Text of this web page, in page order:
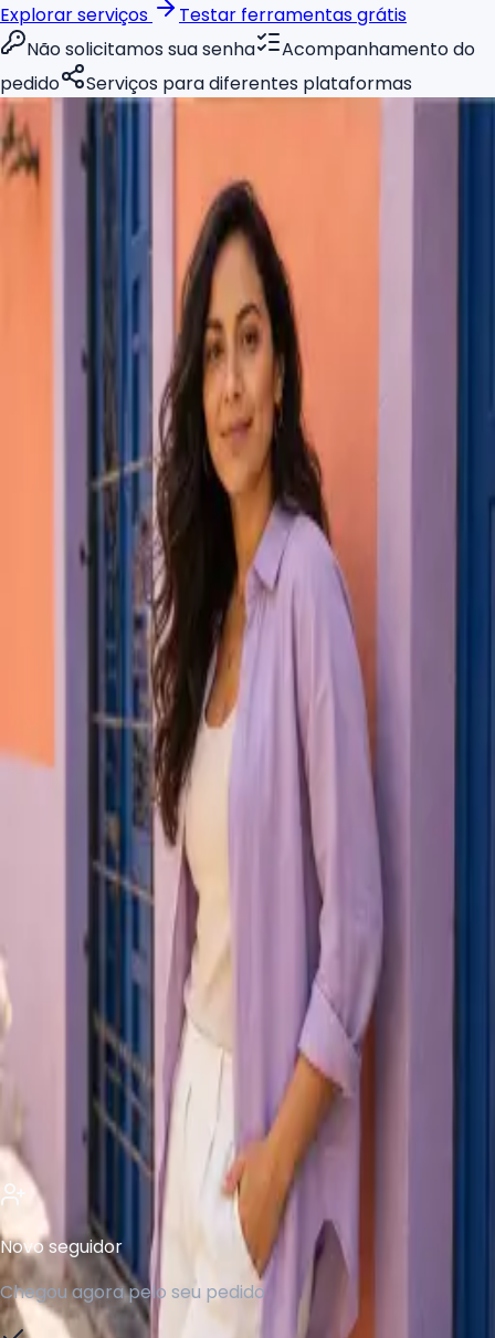
Explorar serviços
Testar ferramentas grátis
Não solicitamos sua senha
Acompanhamento do
pedido
Serviços para diferentes plataformas
CRESCIMENTO AGORA
publicações
18,4 mil
Studio Aurora
@studioaurora
Conteúdo, estratégia e criatividade.
aurora.social/portfolio
PUBLICAÇÕES REELS
691
947
758
1.100
Novo seguidor
Chegou agora pelo seu pedido